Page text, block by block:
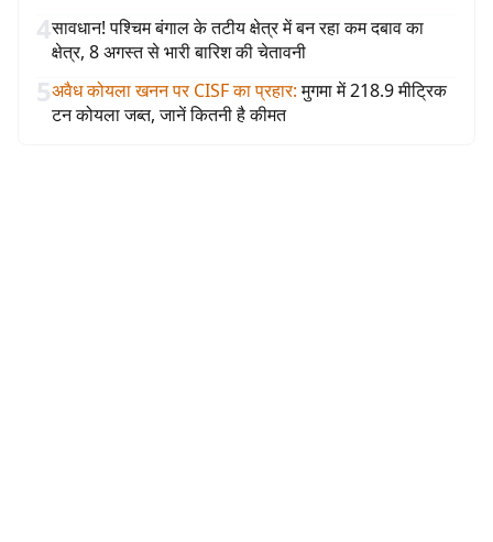
4सावधान! पश्चिम बंगाल के तटीय क्षेत्र में बन रहा कम दबाव का
क्षेत्र, 8 अगस्त से भारी बारिश की चेतावनी
5अवैध कोयला खनन पर CISF का प्रहार: मुगमा में 218.9 मीट्रिक
टन कोयला जब्त, जानें कितनी है कीमत